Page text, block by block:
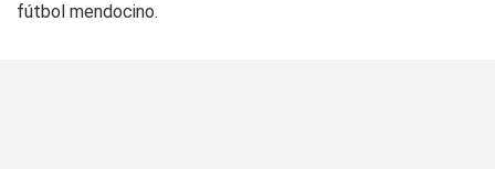
fútbol mendocino.